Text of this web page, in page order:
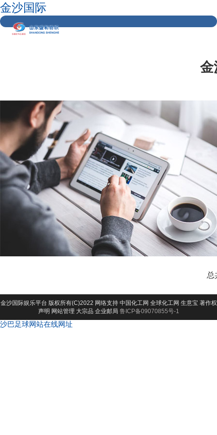
金沙国际
金
总
金沙国际娱乐平台 版权所有(C)2022 网络支持 中国化工网 全球化工网 生意宝 著作权
声明 网站管理 大宗品 企业邮局 鲁ICP备09070855号-1
沙巴足球网站在线网址